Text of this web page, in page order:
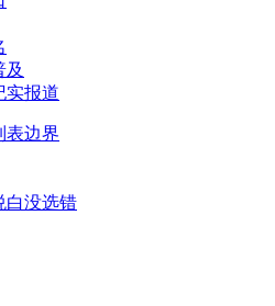
及
实报道
表边界
白没选错